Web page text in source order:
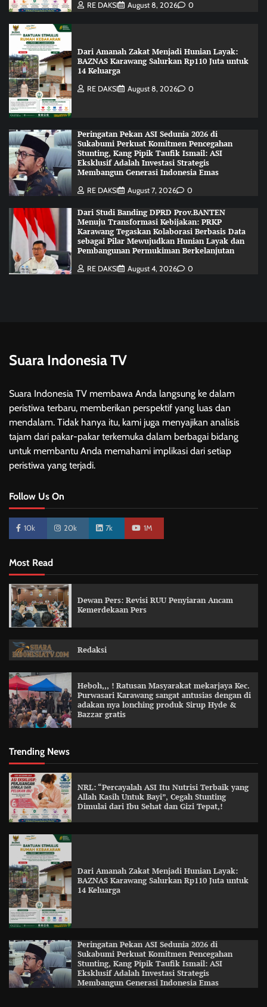
RE DAKSI August 8, 2026 0
Dari Amanah Zakat Menjadi Hunian Layak:
BAZNAS Karawang Salurkan Rp110 Juta untuk
14 Keluarga
RE DAKSI August 8, 2026 0
Peringatan Pekan ASI Sedunia 2026 di
Sukabumi Perkuat Komitmen Pencegahan
Stunting, Kang Pipik Taufik Ismail: ASI
Eksklusif Adalah Investasi Strategis
Membangun Generasi Indonesia Emas
RE DAKSI August 7, 2026 0
Dari Studi Banding DPRD Prov.BANTEN
Menuju Transformasi Kebijakan: PRKP
Karawang Tegaskan Kolaborasi Berbasis Data
sebagai Pilar Mewujudkan Hunian Layak dan
Pembangunan Permukiman Berkelanjutan
RE DAKSI August 4, 2026 0
Suara Indonesia TV
Suara Indonesia TV membawa Anda langsung ke dalam
peristiwa terbaru, memberikan perspektif yang luas dan
mendalam. Tidak hanya itu, kami juga menyajikan analisis
tajam dari pakar-pakar terkemuka dalam berbagai bidang
untuk membantu Anda memahami implikasi dari setiap
peristiwa yang terjadi.
Follow Us On
10k 20k 7k 1M
Most Read
Dewan Pers: Revisi RUU Penyiaran Ancam
Kemerdekaan Pers
Redaksi
Heboh,,, ! Ratusan Masyarakat mekarjaya Kec.
Purwasari Karawang sangat antusias dengan di
adakan nya lonching produk Sirup Hyde &
Bazzar gratis
Trending News
NRL: “Percayalah ASI Itu Nutrisi Terbaik yang
Allah Kasih Untuk Bayi”, Cegah Stunting
Dimulai dari Ibu Sehat dan Gizi Tepat,!
Dari Amanah Zakat Menjadi Hunian Layak:
BAZNAS Karawang Salurkan Rp110 Juta untuk
14 Keluarga
Peringatan Pekan ASI Sedunia 2026 di
Sukabumi Perkuat Komitmen Pencegahan
Stunting, Kang Pipik Taufik Ismail: ASI
Eksklusif Adalah Investasi Strategis
Membangun Generasi Indonesia Emas